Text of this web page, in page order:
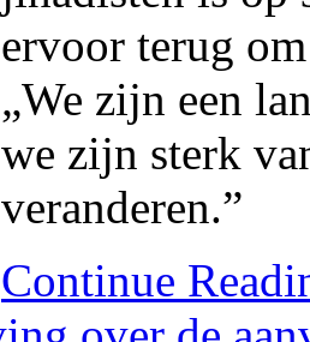
ervoor terug
„We zijn een
we zijn sterk
veranderen.”
Continue